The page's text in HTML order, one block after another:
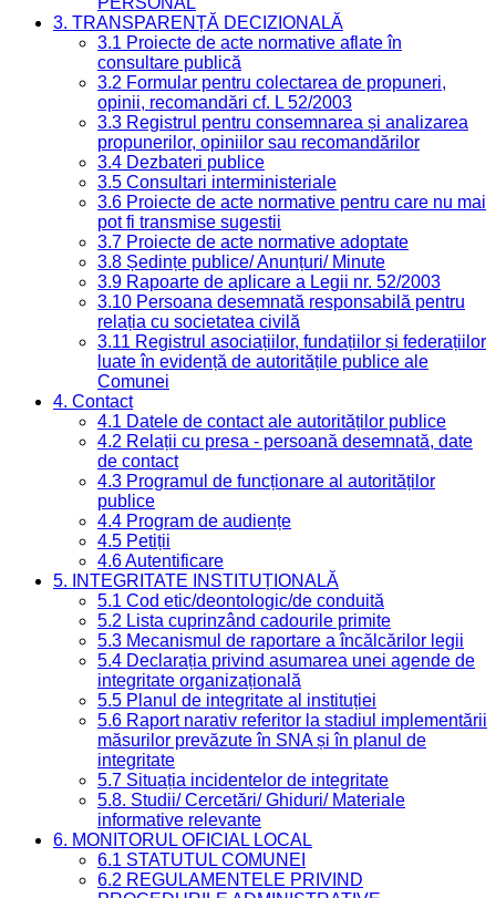
3. TRANSPARENȚĂ DECIZIONALĂ
3.1 Proiecte de acte normative aflate în
consultare publică
3.2 Formular pentru colectarea de propuneri,
opinii, recomandări cf. L 52/2003
3.3 Registrul pentru consemnarea și analizarea
propunerilor, opiniilor sau recomandărilor
3.4 Dezbateri publice
3.5 Consultari interministeriale
3.6 Proiecte de acte normative pentru care nu mai
pot fi transmise sugestii
3.7 Proiecte de acte normative adoptate
3.8 Ședințe publice/ Anunțuri/ Minute
3.9 Rapoarte de aplicare a Legii nr. 52/2003
3.10 Persoana desemnată responsabilă pentru
relația cu societatea civilă
3.11 Registrul asociațiilor, fundațiilor și federațiilor
luate în evidență de autoritățile publice ale
Comunei
4. Contact
4.1 Datele de contact ale autorităților publice
4.2 Relații cu presa - persoană desemnată, date
de contact
4.3 Programul de funcționare al autorităților
publice
4.4 Program de audiențe
4.5 Petiții
4.6 Autentificare
5. INTEGRITATE INSTITUȚIONALĂ
5.1 Cod etic/deontologic/de conduită
5.2 Lista cuprinzând cadourile primite
5.3 Mecanismul de raportare a încălcărilor legii
5.4 Declarația privind asumarea unei agende de
integritate organizațională
5.5 Planul de integritate al instituției
5.6 Raport narativ referitor la stadiul implementării
măsurilor prevăzute în SNA și în planul de
integritate
5.7 Situația incidentelor de integritate
5.8. Studii/ Cercetări/ Ghiduri/ Materiale
informative relevante
6. MONITORUL OFICIAL LOCAL
6.1 STATUTUL COMUNEI
6.2 REGULAMENTELE PRIVIND